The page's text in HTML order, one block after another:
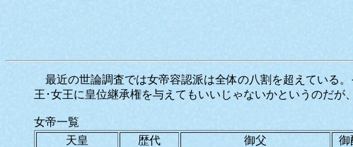
最近の世論調査では女帝容認派は全体の八割を超えている
王･女王に皇位継承権を与えてもいいじゃないかというのだが
女帝一覧
天皇
歴代 御父 御